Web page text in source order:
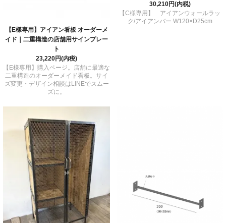
【E様専用】アイアン看板 オーダーメ
イド｜二重構造の店舗用サインプレー
ト
23,220円(内税)
【E様専用】購入ページ。店舗に最適な
二重構造のオーダーメイド看板。サイ
ズ変更・デザイン相談はLINEでスムー
ズに。
30,210円(内税)
【C様専用】 アイアンウォールラッ
ク/アイアンバー W120×D25cm